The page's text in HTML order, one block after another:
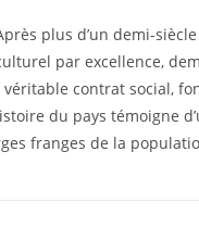
plus d’un demi-
par excellence,
contrat social,
du pays témoigne
franges de la